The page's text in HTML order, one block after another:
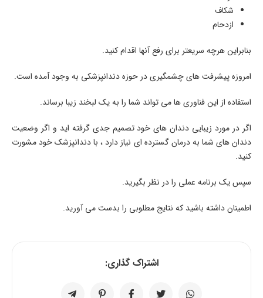
شکاف
ازدحام
بنابراین هرچه سریعتر برای رفع آنها اقدام کنید.
امروزه پیشرفت های چشمگیری در حوزه دندانپزشکی به وجود آمده است.
استفاده از این فناوری ها می تواند شما را به یک لبخند زیبا برساند.
اگر در مورد زیبایی دندان های خود تصمیم جدی گرفته اید و اگر وضعیت
دندان های شما به درمان گسترده ای نیاز دارد ، با دندانپزشک خود مشورت
کنید.
سپس یک برنامه عملی را در نظر بگیرید.
اطمینان داشته باشید که نتایج مطلوبی را بدست می آورید.
اشتراک گذاری: